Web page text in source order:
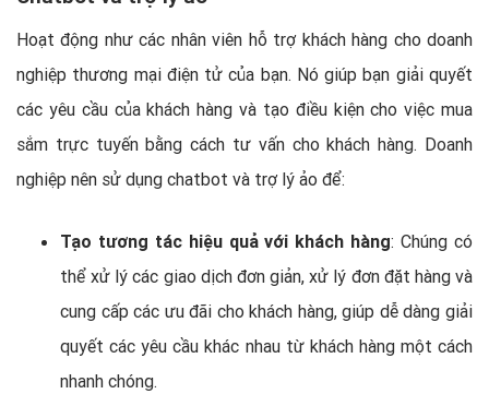
Hoạt động như các nhân viên hỗ trợ khách hàng cho doanh
nghiệp thương mại điện tử của bạn. Nó giúp bạn giải quyết
các yêu cầu của khách hàng và tạo điều kiện cho việc mua
sắm trực tuyến bằng cách tư vấn cho khách hàng. Doanh
nghiệp nên sử dụng chatbot và trợ lý ảo để:
Tạo tương tác hiệu quả với khách hàng: Chúng có
thể xử lý các giao dịch đơn giản, xử lý đơn đặt hàng và
cung cấp các ưu đãi cho khách hàng, giúp dễ dàng giải
quyết các yêu cầu khác nhau từ khách hàng một cách
nhanh chóng.